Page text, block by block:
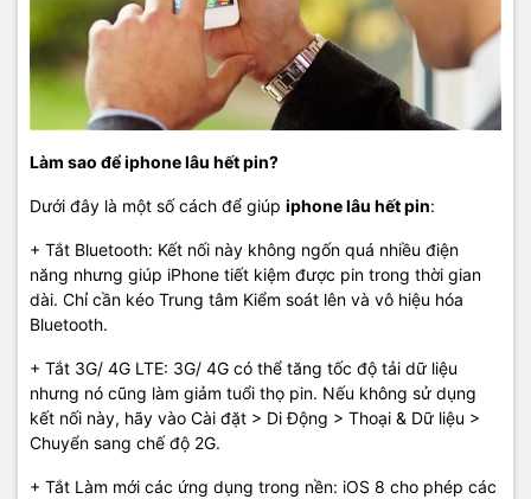
Làm sao để iphone lâu hết pin?
Dưới đây là một số cách để giúp iphone lâu hết pin:
+ Tắt Bluetooth: Kết nối này không ngốn quá nhiều điện
năng nhưng giúp iPhone tiết kiệm được pin trong thời gian
dài. Chỉ cần kéo Trung tâm Kiểm soát lên và vô hiệu hóa
Bluetooth.
+ Tắt 3G/ 4G LTE: 3G/ 4G có thể tăng tốc độ tải dữ liệu
nhưng nó cũng làm giảm tuổi thọ pin. Nếu không sử dụng
kết nối này, hãy vào Cài đặt > Di Động > Thoại & Dữ liệu >
Chuyển sang chế độ 2G.
+ Tắt Làm mới các ứng dụng trong nền: iOS 8 cho phép các